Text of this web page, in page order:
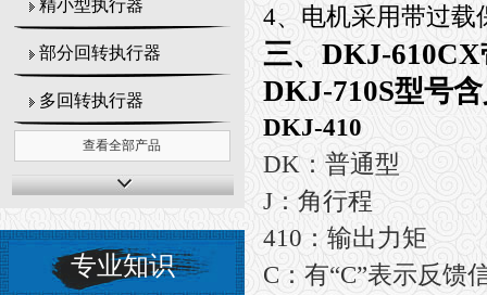
精小型执行器
部分回转执行器
多回转执行器
查看全部产品
专业知识
4、电机采用带过载
三、DKJ-
DKJ-710S型号
DKJ-410
DK：普通型
J：角行程
410：输出力矩
C：有“C”表示反馈